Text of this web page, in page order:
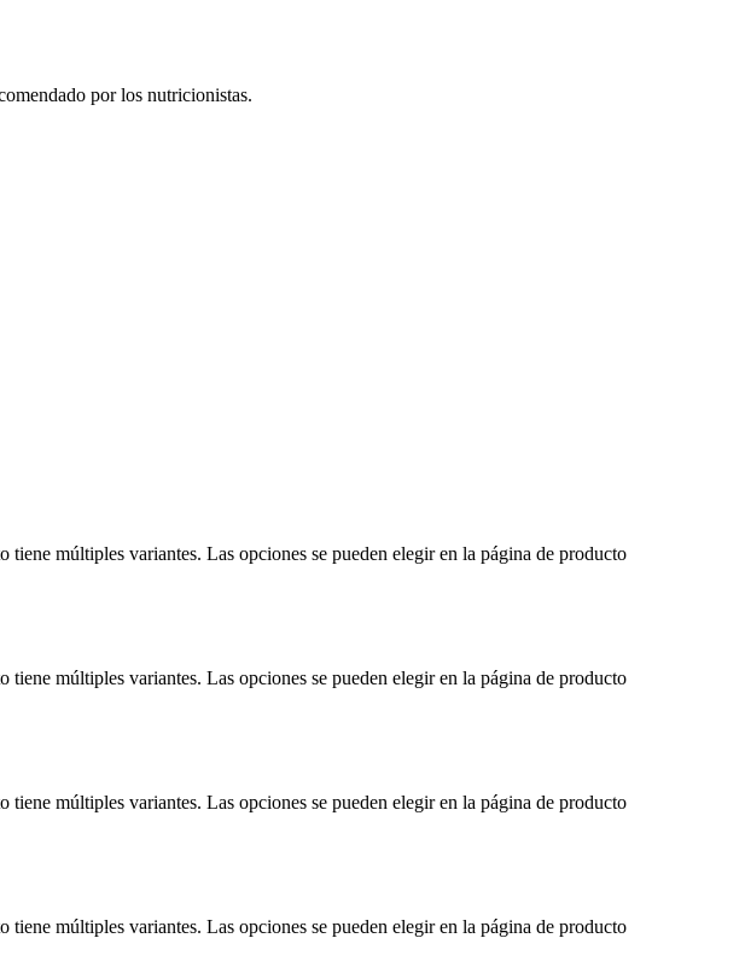
por los nutricionistas.
tiene múltiples variantes. Las opciones se pueden elegir en la página de producto
tiene múltiples variantes. Las opciones se pueden elegir en la página de producto
tiene múltiples variantes. Las opciones se pueden elegir en la página de producto
tiene múltiples variantes. Las opciones se pueden elegir en la página de producto